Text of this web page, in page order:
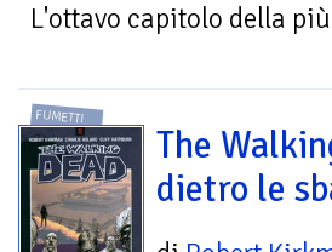
L'ottavo capitolo della
FUMETTI
The
dietro le